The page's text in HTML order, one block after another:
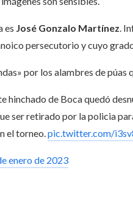
es José Gonzalo Martínez.
persecutorio y cuyo
por los alambres de púas
hinchado de Boca quedó
ser retirado por la policia
el torneo.pic.twitter.com/
enero de 2023